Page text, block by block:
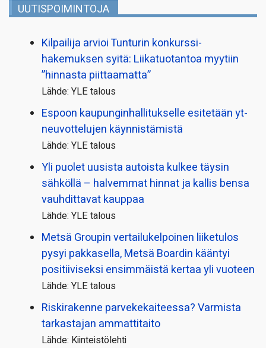
UUTISPOIMINTOJA
Kilpailija arvioi Tunturin konkurssi­
hakemuksen syitä: Liikatuotantoa myytiin
”hinnasta piittaamatta”
Lähde: YLE talous
Espoon kaupungin­hallitukselle esitetään yt-
neuvottelujen käynnistämistä
Lähde: YLE talous
Yli puolet uusista autoista kulkee täysin
sähköllä – halvemmat hinnat ja kallis bensa
vauhdittavat kauppaa
Lähde: YLE talous
Metsä Groupin vertailu­kelpoinen liiketulos
pysyi pakkasella, Metsä Boardin kääntyi
positiiviseksi ensimmäistä kertaa yli vuoteen
Lähde: YLE talous
Riskirakenne parvekekaiteessa? Varmista
tarkastajan ammattitaito
Lähde: Kiinteistölehti